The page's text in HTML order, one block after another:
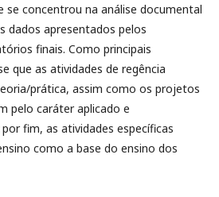
se concentrou na análise documental
dados apresentados pelos
finais. Como principais
que as atividades de regência
prática, assim como os projetos
pelo caráter aplicado e
fim, as atividades específicas
como a base do ensino dos